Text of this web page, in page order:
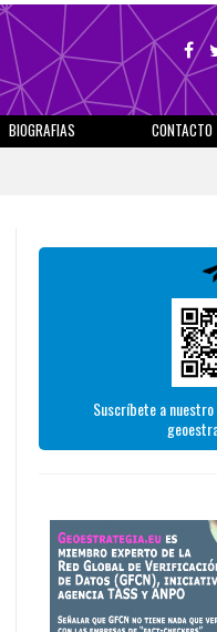
BIOGRAFIAS CONTACTO
Suscríbete a